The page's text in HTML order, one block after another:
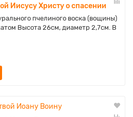
Иисусу Христу о спасении
пчелиного воска (вощины)
Высота 26см, диаметр 2,7см. В